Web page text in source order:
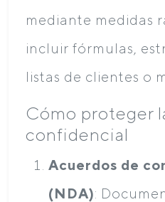
mediante medidas
incluir fórmulas,
listas de clientes o
Cómo proteger
confidencial
Acuerdos de
(NDA):